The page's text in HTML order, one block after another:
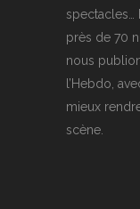
spectacles…
près de 70
nous
l’Hebdo,
mieux
scène.